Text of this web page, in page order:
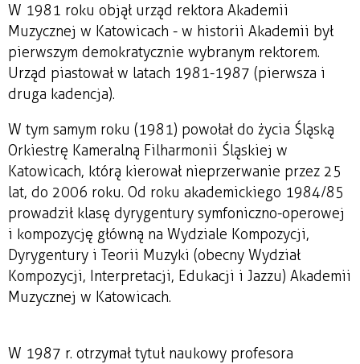
W 1981 roku objął urząd rektora Akademii
Muzycznej w Katowicach - w historii Akademii był
pierwszym demokratycznie wybranym rektorem.
Urząd piastował w latach 1981-1987 (pierwsza i
druga kadencja).
W tym samym roku (1981) powołał do życia Śląską
Orkiestrę Kameralną Filharmonii Śląskiej w
Katowicach, którą kierował nieprzerwanie przez 25
lat, do 2006 roku. Od roku akademickiego 1984/85
prowadził klasę dyrygentury symfoniczno-operowej
i kompozycję główną na Wydziale Kompozycji,
Dyrygentury i Teorii Muzyki (obecny Wydział
Kompozycji, Interpretacji, Edukacji i Jazzu) Akademii
Muzycznej w Katowicach.
W 1987 r. otrzymał tytuł naukowy profesora